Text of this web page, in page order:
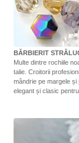
BĂRBIERIT
Multe dintre rochiile
talie. Croitorii
mândrie pe margele
elegant și clasic